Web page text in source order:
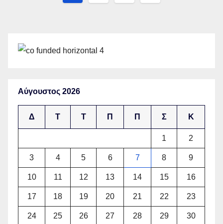
Αύγουστος 2026
Δ Τ Τ Π Π Σ Κ
1 2
3 4 5 6 7 8 9
10 11 12 13 14 15 16
17 18 19 20 21 22 23
24 25 26 27 28 29 30